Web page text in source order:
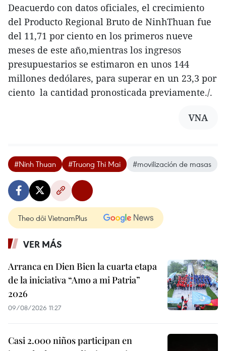
Deacuerdo con datos oficiales, el crecimiento
del Producto Regional Bruto de NinhThuan fue
del 11,71 por ciento en los primeros nueve
meses de este año,mientras los ingresos
presupuestarios se estimaron en unos 144
millones dedólares, para superar en un 23,3 por
ciento la cantidad pronosticada previamente./.
VNA
#Ninh Thuan #Truong Thi Mai #movilización de masas
Theo dõi VietnamPlus
VER MÁS
Arranca en Dien Bien la cuarta etapa
de la iniciativa “Amo a mi Patria”
2026
09/08/2026 11:27
Casi 2.000 niños participan en